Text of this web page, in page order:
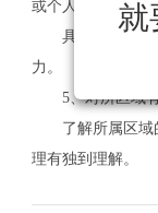
就
或个人
具备一定的经济
力。
5、对所区域有
了解所属区域的
理有独到理解。